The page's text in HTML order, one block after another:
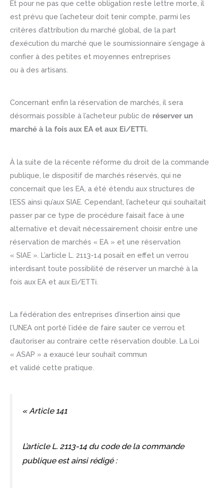
Et pour ne pas que cette obligation reste lettre morte, il
est prévu que l’acheteur doit tenir compte, parmi les
critères d’attribution du marché global, de la part
d’exécution du marché que le soumissionnaire s’engage à
confier à des petites et moyennes entreprises
ou à des artisans.
Concernant enfin la réservation de marchés, il sera
désormais possible à l’acheteur public de réserver un
marché à la fois aux EA et aux Ei/ETTi.
À la suite de la récente réforme du droit de la commande
publique, le dispositif de marchés réservés, qui ne
concernait que les EA, a été étendu aux structures de
l’ESS ainsi qu’aux SIAE. Cependant, l’acheteur qui souhaitait
passer par ce type de procédure faisait face à une
alternative et devait nécessairement choisir entre une
réservation de marchés « EA » et une réservation
« SIAE ». L’article L. 2113-14 posait en effet un verrou
interdisant toute possibilité de réserver un marché à la
fois aux EA et aux Ei/ETTi.
La fédération des entreprises d’insertion ainsi que
l’UNEA ont porté l’idée de faire sauter ce verrou et
d’autoriser au contraire cette réservation double. La Loi
« ASAP » a exaucé leur souhait commun
et validé cette pratique.
« Article 141
L’article L. 2113-14 du code de la commande
publique est ainsi rédigé :